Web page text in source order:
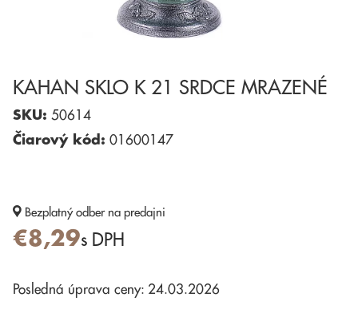
KAHAN SKLO K 21 SRDCE MRAZENÉ
SKU: 50614
Čiarový kód: 01600147
Bezplatný odber na predajni
€8,29s DPH
Posledná úprava ceny: 24.03.2026